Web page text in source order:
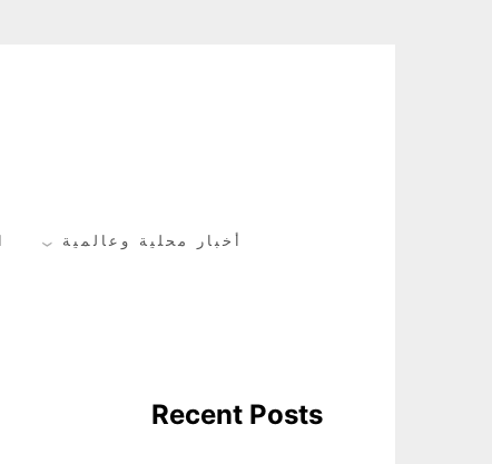
أخبار محلية وعالمية
Recent Posts